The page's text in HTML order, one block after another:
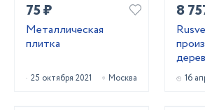
75 ₽
Металлическая
плитка
25 октября 2021 Москва
8
16